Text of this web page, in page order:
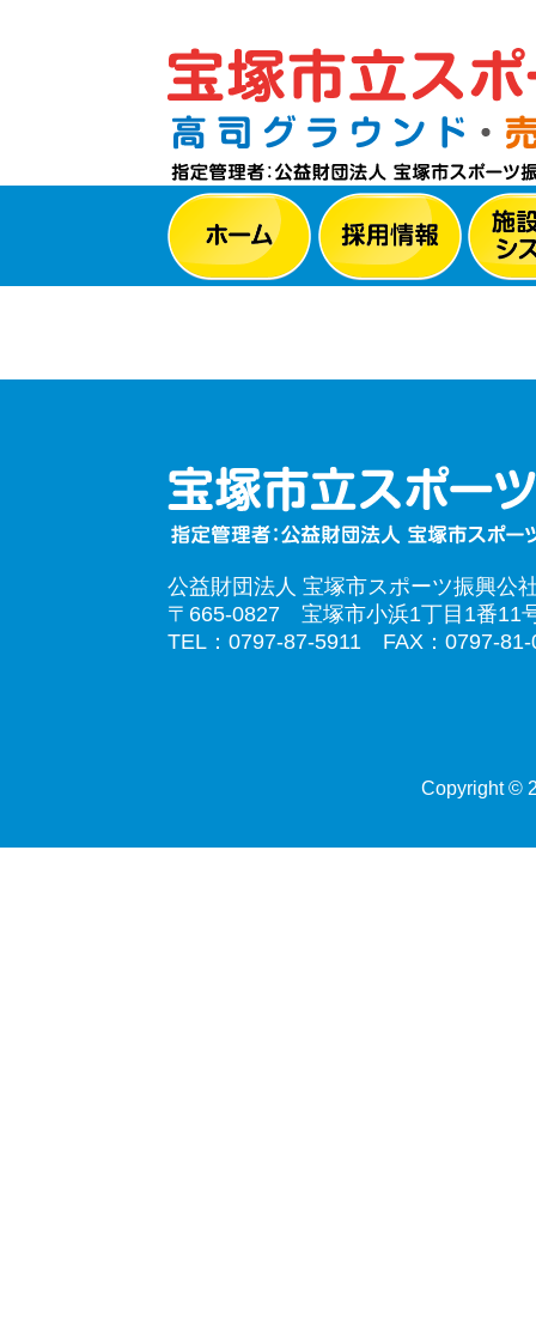
公益財団法人 宝塚市スポーツ振興公
〒665-0827 宝塚市小浜1丁目1番11
TEL：0797-87-5911 FAX：0797-81-
Copyright ©